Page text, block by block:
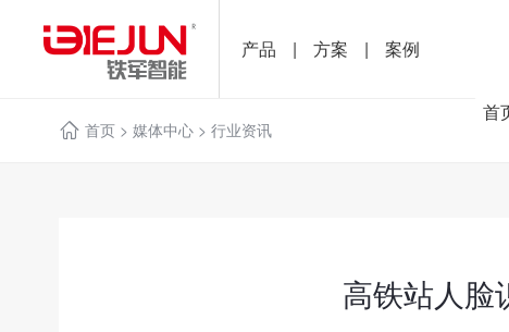
产品 | 方案 | 案例
首
首页> 媒体中心> 行业资讯
高铁站人脸